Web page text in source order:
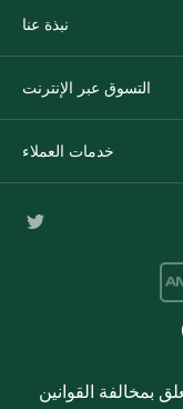
نبذة عنا
التسوق عبر الإنترنت
خدمات العملاء
بمخالفة القوانين